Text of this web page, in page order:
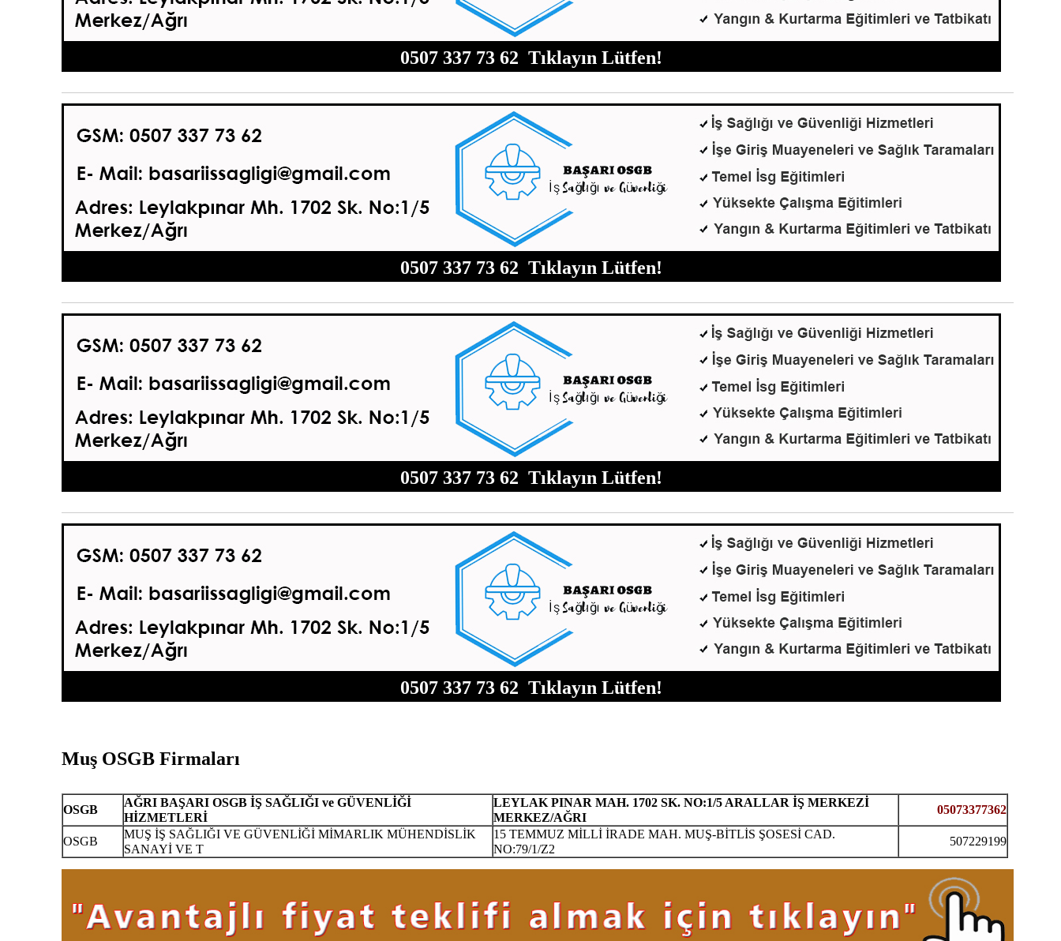
0507 337 73 62 Tıklayın Lütfen!
0507 337 73 62 Tıklayın Lütfen!
0507 337 73 62 Tıklayın Lütfen!
0507 337 73 62 Tıklayın Lütfen!
Muş OSGB Firmaları
OSGB
AĞRI BAŞARI OSGB İŞ SAĞLIĞI ve GÜVENLİĞİ
HİZMETLERİ
LEYLAK PINAR MAH. 1702 SK. NO:1/5 ARALLAR İŞ MERKEZİ
MERKEZ/AĞRI
05073377362
OSGB
MUŞ İŞ SAĞLIĞI VE GÜVENLİĞİ MİMARLIK MÜHENDİSLİK
SANAYİ VE T
15 TEMMUZ MİLLİ İRADE MAH. MUŞ-BİTLİS ŞOSESİ CAD.
NO:79/1/Z2
507229199